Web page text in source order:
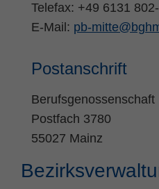
Telefax: +49 6131
E-Mail: pb-
Postanschrift
Berufsgenossenschaft
Postfach 3780
55027 Mainz
Zweck PHPs